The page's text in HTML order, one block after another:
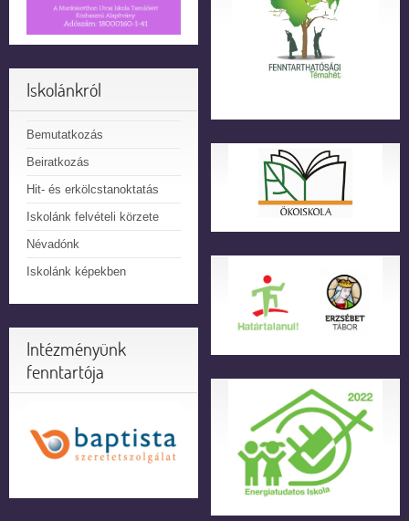
Iskolánkról
Bemutatkozás
Beiratkozás
Hit- és erkölcstanoktatás
Iskolánk felvételi körzete
Névadónk
Iskolánk képekben
Intézményünk
fenntartója